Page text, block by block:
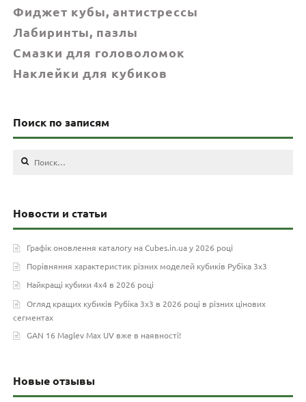
Фиджет кубы, антистрессы
Лабиринты, пазлы
Смазки для головоломок
Наклейки для кубиков
Поиск по записям
Найти:
Новости и статьи
Графік оновлення каталогу на Cubes.in.ua у 2026 році
Порівняння характеристик різних моделей кубиків Рубіка 3х3
Найкращі кубики 4х4 в 2026 році
Огляд кращих кубиків Рубіка 3х3 в 2026 році в різних цінових
сегментах
GAN 16 Maglev Max UV вже в наявності!
Новые отзывы